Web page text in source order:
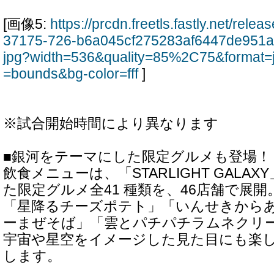
[画像5: https://prcdn.freetls.fastly.net/
37175-726-
=bounds&bg-color=fff]
※試合開始時間により異なります
■銀河をテーマにした限定グルメも登場！
飲食メニューは、「STARLIGHT
た限定グルメ全41 種類を、46店舗で展開
「星降るチーズポテト」「いんせきから
ーまぜそば」「雲とパチパチラムネクリ
宇宙や星空をイメージした見た目にも楽
します。